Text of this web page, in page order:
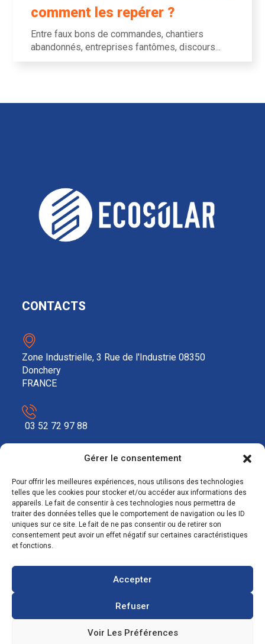
Gérer le consentement
Pour offrir les meilleures expériences, nous utilisons des technologies
telles que les cookies pour stocker et/ou accéder aux informations des
appareils. Le fait de consentir à ces technologies nous permettra de
traiter des données telles que le comportement de navigation ou les ID
uniques sur ce site. Le fait de ne pas consentir ou de retirer son
consentement peut avoir un effet négatif sur certaines caractéristiques
et fonctions.
Accepter
Refuser
Voir Les Préférences
comment les repérer ?
Entre faux bons de commandes, chantiers
abandonnés, entreprises fantômes, discours...
CONTACTS
Zone Industrielle, 3 Rue de l'Industrie 08350
Donchery
FRANCE
03 52 72 97 88
À PROPOS
Mentions légales
RGPD